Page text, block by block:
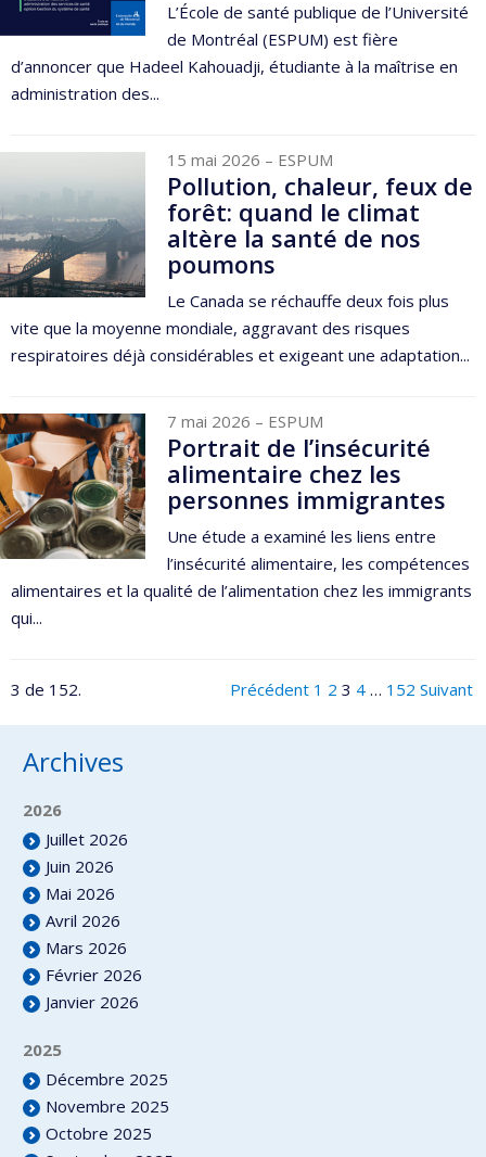
L’École de santé publique de l’Université
de Montréal (ESPUM) est fière
d’annoncer que Hadeel Kahouadji, étudiante à la maîtrise en
administration des...
15 mai 2026 – ESPUM
Pollution, chaleur, feux de
forêt: quand le climat
altère la santé de nos
poumons
Le Canada se réchauffe deux fois plus
vite que la moyenne mondiale, aggravant des risques
respiratoires déjà considérables et exigeant une adaptation...
7 mai 2026 – ESPUM
Portrait de l’insécurité
alimentaire chez les
personnes immigrantes
Une étude a examiné les liens entre
l’insécurité alimentaire, les compétences
alimentaires et la qualité de l’alimentation chez les immigrants
qui...
3 de 152. Précédent 1 2 3 4 … 152 Suivant
Archives
2026
Juillet 2026
Juin 2026
Mai 2026
Avril 2026
Mars 2026
Février 2026
Janvier 2026
2025
Décembre 2025
Novembre 2025
Octobre 2025